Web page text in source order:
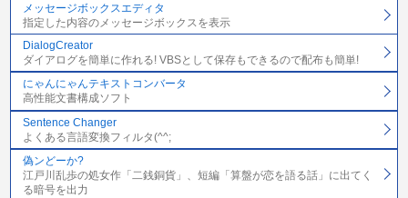
メッセージボックスエディタ
指定した内容のメッセージボックスを表示
DialogCreator
ダイアログを簡単に作れる! VBSとして保存もできるので配布も簡単!
にゃんにゃんテキストコンバータ
高性能文書構成ソフト
Sentence Changer
よくある言語変換フィルタ(^^;
偽ンどーか?
江戸川乱歩の処女作「二銭銅貨」、短編「算盤が恋を語る話」に出てく
る暗号を出力